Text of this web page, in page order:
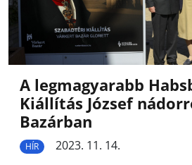
A legmagyarabb
Kiállítás József
Bazárban
HÍR
2023. 11. 14.